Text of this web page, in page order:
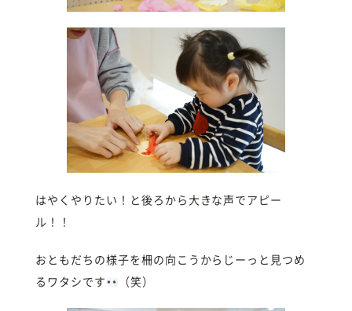
はやくやりたい！と後ろから大きな声でアピー
ル！！
おともだちの様子を柵の向こうからじーっと見つめ
るワタシです
（笑）